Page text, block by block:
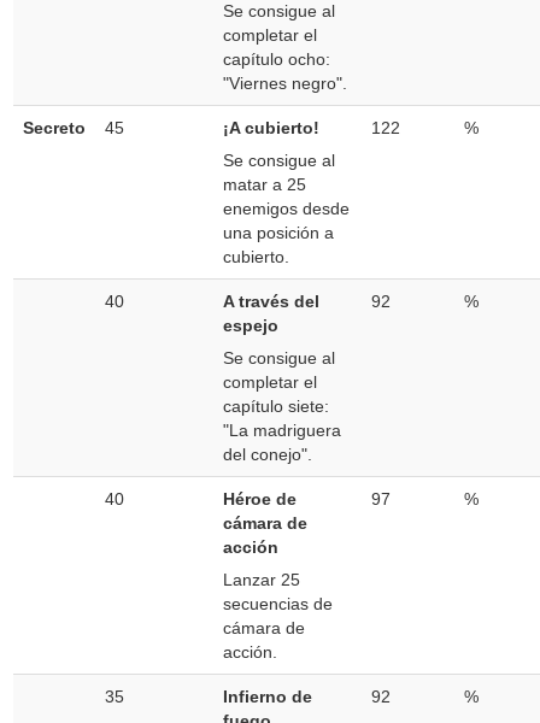
Se consigue al
completar el
capítulo ocho:
"Viernes negro".
Secreto 45
¡A cubierto!
Se consigue al
matar a 25
enemigos desde
una posición a
cubierto.
122 %
40
A través del
espejo
Se consigue al
completar el
capítulo siete:
"La madriguera
del conejo".
92 %
40
Héroe de
cámara de
acción
Lanzar 25
secuencias de
cámara de
acción.
97 %
35
Infierno de
92 %